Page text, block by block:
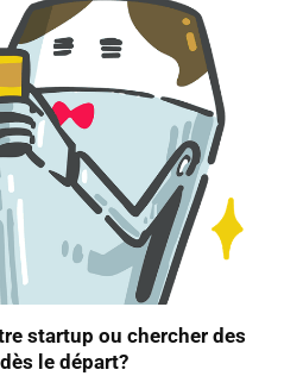
startup ou chercher des
le départ?